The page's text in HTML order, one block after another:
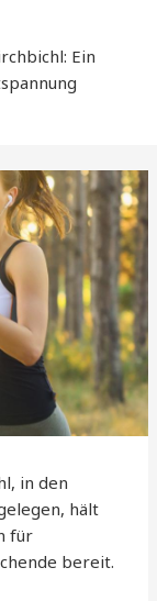
Ein
in den
hält
für
bereit.